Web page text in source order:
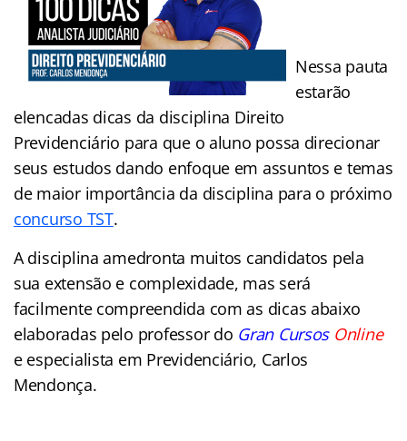
Nessa pauta
estarão
elencadas dicas da disciplina Direito
Previdenciário para que o aluno possa direcionar
seus estudos dando enfoque em assuntos e temas
de maior importância da disciplina para o próximo
concurso TST.
A disciplina amedronta muitos candidatos pela
sua extensão e complexidade, mas será
facilmente compreendida com as dicas abaixo
elaboradas pelo professor do Gran Cursos Online
e especialista em Previdenciário, Carlos
Mendonça.